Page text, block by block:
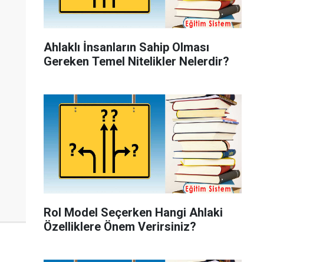
Ahlaklı İnsanların Sahip Olması
Gereken Temel Nitelikler Nelerdir?
Rol Model Seçerken Hangi Ahlaki
Özelliklere Önem Verirsiniz?